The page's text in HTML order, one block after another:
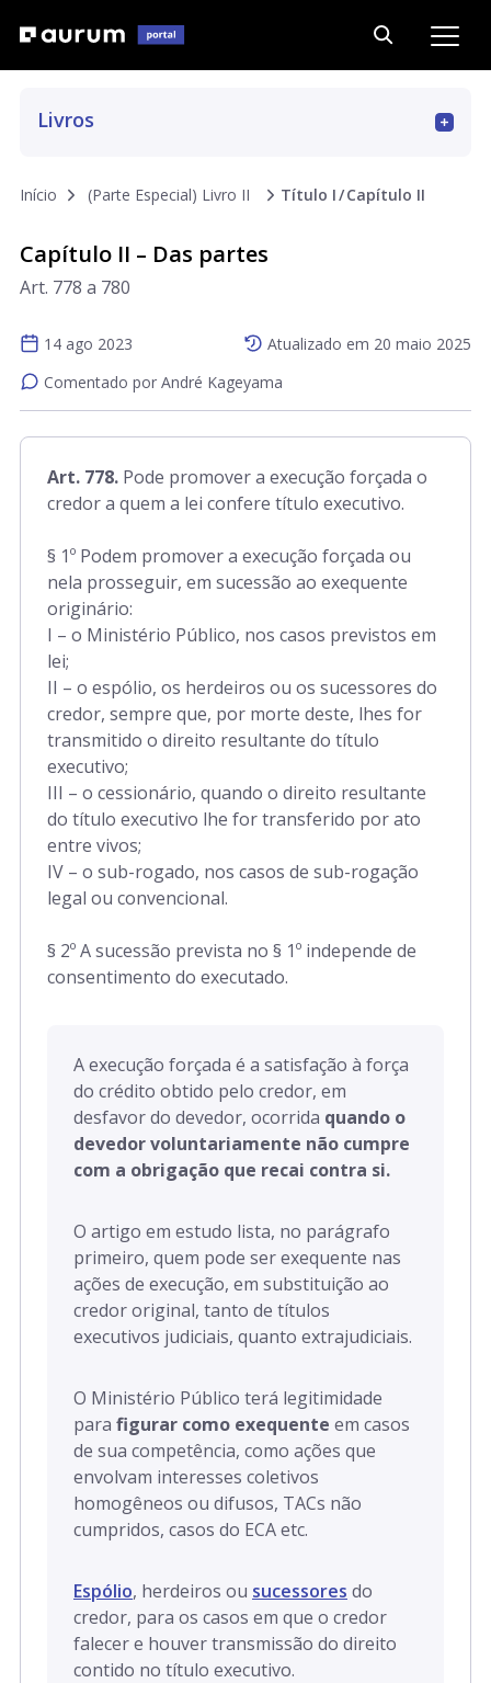
Livros
Art. 16 a 69
Art. 188 a 293
Art. 312 a 317
Parte Especial
Art. 318 a 770
Art. 771 a 925
Art. 926 a 1.044
Art. 1.045 a 1.072
Início (Parte Especial) Livro II Título I Capítulo II
Capítulo II – Das partes
Art. 778 a 780
Comentado por André Kageyama
14 ago 2023 Atualizado em 20 maio 2025
Art. 778. Pode promover a execução forçada o
credor a quem a lei confere título executivo.
§ 1º Podem promover a execução forçada ou
nela prosseguir, em sucessão ao exequente
originário:
I – o Ministério Público, nos casos previstos em
lei;
II – o espólio, os herdeiros ou os sucessores do
credor, sempre que, por morte deste, lhes for
transmitido o direito resultante do título
executivo;
III – o cessionário, quando o direito resultante
do título executivo lhe for transferido por ato
entre vivos;
IV – o sub-rogado, nos casos de sub-rogação
legal ou convencional.
§ 2º A sucessão prevista no § 1º independe de
consentimento do executado.
A execução forçada é a satisfação à força
do crédito obtido pelo credor, em
desfavor do devedor, ocorrida quando o
devedor voluntariamente não cumpre
com a obrigação que recai contra si.
O artigo em estudo lista, no parágrafo
primeiro, quem pode ser exequente nas
ações de execução, em substituição ao
credor original, tanto de títulos
executivos judiciais, quanto extrajudiciais.
O Ministério Público terá legitimidade
para figurar como exequente em casos
de sua competência, como ações que
envolvam interesses coletivos
homogêneos ou difusos, TACs não
cumpridos, casos do ECA etc.
Espólio, herdeiros ou sucessores do
credor, para os casos em que o credor
falecer e houver transmissão do direito
contido no título executivo.